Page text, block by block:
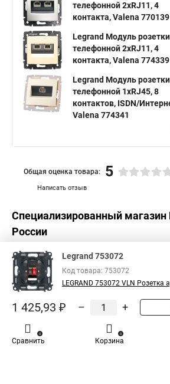
телефонной 2xRJ11, 4
контакта, Valena 770139
Legrand Модуль розетки
телефонной 2хRJ11, 4
контакта, Valena 774339
Legrand Модуль розетки
телефонной 1хRJ45, 8
контактов, ISDN/
Valena 774341
Написать отзыв
Общая оценка товара: 5
Специализированный магазин
России
Legrand 753072
Код товара: 753072
LEGRAND 753072 VLN Розетка
1 425,93 ₽ – +
Сравнить
0
Корзина
0